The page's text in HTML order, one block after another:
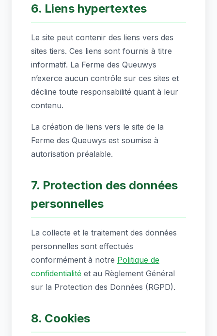
6. Liens hypertextes
Le site peut contenir des liens vers des
sites tiers. Ces liens sont fournis à titre
informatif. La Ferme des Queuwys
n’exerce aucun contrôle sur ces sites et
décline toute responsabilité quant à leur
contenu.
La création de liens vers le site de la
Ferme des Queuwys est soumise à
autorisation préalable.
7. Protection des données
personnelles
La collecte et le traitement des données
personnelles sont effectués
conformément à notre Politique de
confidentialité et au Règlement Général
sur la Protection des Données (RGPD).
8. Cookies